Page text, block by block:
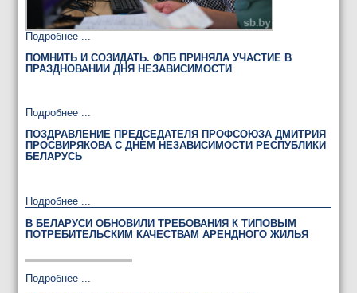
Подробнее ...
ПОМНИТЬ И СОЗИДАТЬ. ФПБ ПРИНЯЛА УЧАСТИЕ В
ПРАЗДНОВАНИИ ДНЯ НЕЗАВИСИМОСТИ
Подробнее ...
ПОЗДРАВЛЕНИЕ ПРЕДСЕДАТЕЛЯ ПРОФСОЮЗА ДМИТРИЯ
ПРОСВИРЯКОВА С ДНЕМ НЕЗАВИСИМОСТИ РЕСПУБЛИКИ
БЕЛАРУСЬ
Подробнее ...
В БЕЛАРУСИ ОБНОВИЛИ ТРЕБОВАНИЯ К ТИПОВЫМ
ПОТРЕБИТЕЛЬСКИМ КАЧЕСТВАМ АРЕНДНОГО ЖИЛЬЯ
Подробнее ...